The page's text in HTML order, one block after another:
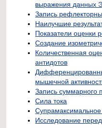
выражения данных
Запись
Наилучшие
Показатели оценки
Создание
Количественная
антидотов
мышечной
Запись суммарного
Сила тока
Исследование